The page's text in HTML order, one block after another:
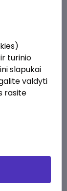
turinio
slapukai
valdyti
rasite